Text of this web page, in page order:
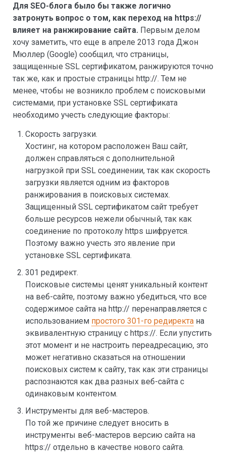
Для SEO-блога было бы также логично
затронуть вопрос о том, как переход на https://
влияет на ранжирование сайта. Первым делом
хочу заметить, что еще в апреле 2013 года Джон
Мюллер (Google) сообщил, что страницы,
защищенные SSL сертификатом, ранжируются точно
так же, как и простые страницы http://. Тем не
менее, чтобы не возникло проблем с поисковыми
системами, при установке SSL сертификата
необходимо учесть следующие факторы:
Скорость загрузки.
Хостинг, на котором расположен Ваш сайт,
должен справляться с дополнительной
нагрузкой при SSL соединении, так как скорость
загрузки является одним из факторов
ранжирования в поисковых системах.
Защищенный SSL сертификатом сайт требует
больше ресурсов нежели обычный, так как
соединение по протоколу https шифруется.
Поэтому важно учесть это явление при
установке SSL сертификата.
301 редирект.
Поисковые системы ценят уникальный контент
на веб-сайте, поэтому важно убедиться, что все
содержимое сайта на http:// перенаправляется с
использованием простого 301-го редиректа на
эквивалентную страницу с https://. Если упустить
этот момент и не настроить переадресацию, это
может негативно сказаться на отношении
поисковых систем к сайту, так как эти страницы
распознаются как два разных веб-сайта с
одинаковым контентом.
Инструменты для веб-мастеров.
По той же причине следует вносить в
инструменты веб-мастеров версию сайта на
https:// отдельно в качестве нового сайта.